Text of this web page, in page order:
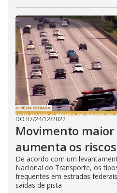
DO R7/24/12/2022
Movimento
aumenta os
De acordo com um
Nacional do Transporte, os
frequentes em estradas
saídas de pista